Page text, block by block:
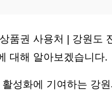
품권 사용처 | 강원도
대해 알아보겠습니다.
성화에 기여하는 강